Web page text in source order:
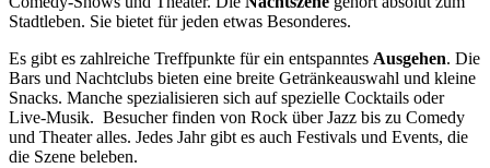
Stadtleben. Sie bietet für jeden etwas Besonderes.
Es gibt es zahlreiche Treffpunkte für ein entspanntes Ausgehen. Die
Bars und Nachtclubs bieten eine breite Getränkeauswahl und kleine
Snacks. Manche spezialisieren sich auf spezielle Cocktails oder
Live-Musik. Besucher finden von Rock über Jazz bis zu Comedy
und Theater alles. Jedes Jahr gibt es auch Festivals und Events, die
die Szene beleben.